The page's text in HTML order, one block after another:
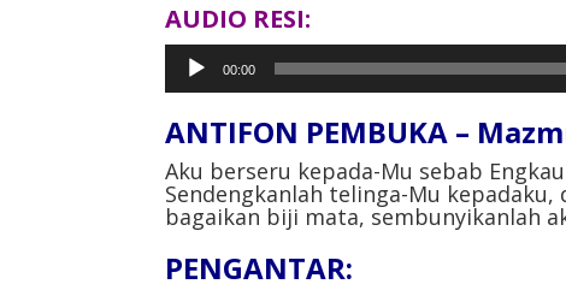
AUDIO RESI:
Pemutar
Audio
00:00
ANTIFON PEMBUKA –
Aku berseru kepada-Mu sebab
Sendengkanlah telinga-Mu
bagaikan biji mata, sembunyikanlah
PENGANTAR: